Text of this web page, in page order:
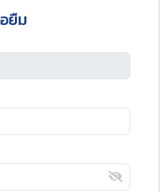
ยืม